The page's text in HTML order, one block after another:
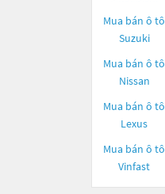
Mua bán ô tô
Suzuki
Mua bán ô tô
Nissan
Mua bán ô tô
Lexus
Mua bán ô tô
Vinfast